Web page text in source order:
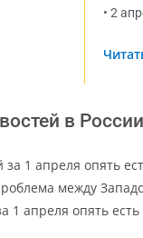
• 2
в
за 1 апреля опять
между
1 апреля опять